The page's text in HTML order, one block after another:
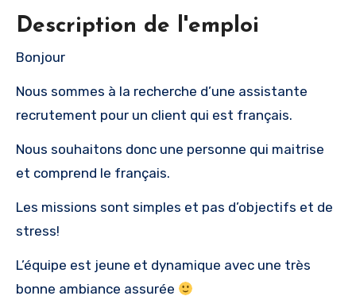
Description de l'emploi
Bonjour
Nous sommes à la recherche d’une assistante
recrutement pour un client qui est français.
Nous souhaitons donc une personne qui maitrise
et comprend le français.
Les missions sont simples et pas d’objectifs et de
stress!
L’équipe est jeune et dynamique avec une très
bonne ambiance assurée